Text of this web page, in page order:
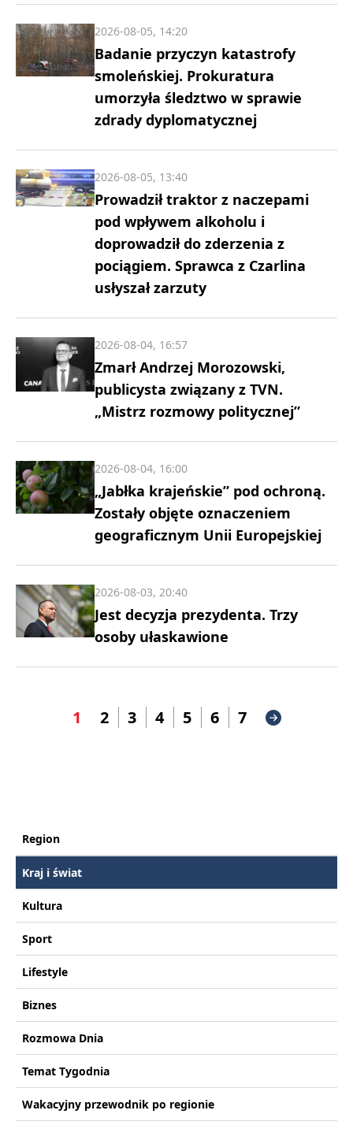
Badanie przyczyn katastrofy
smoleńskiej. Prokuratura
umorzyła śledztwo w sprawie
zdrady dyplomatycznej
2026-08-05, 14:20
Prowadził traktor z naczepami
pod wpływem alkoholu i
doprowadził do zderzenia z
pociągiem. Sprawca z Czarlina
usłyszał zarzuty
2026-08-05, 13:40
Zmarł Andrzej Morozowski,
publicysta związany z TVN.
„Mistrz rozmowy politycznej”
2026-08-04, 16:57
„Jabłka krajeńskie” pod ochroną.
Zostały objęte oznaczeniem
geograficznym Unii Europejskiej
2026-08-04, 16:00
Jest decyzja prezydenta. Trzy
osoby ułaskawione
2026-08-03, 20:40
1 2 3 4 5 6 7
Region
Kraj i świat
Kultura
Sport
Lifestyle
Biznes
Rozmowa Dnia
Temat Tygodnia
Wakacyjny przewodnik po regionie